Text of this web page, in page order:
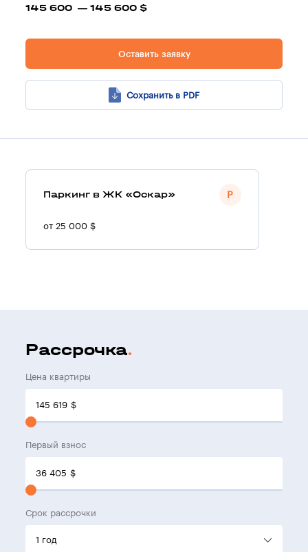
145 600 — 145 600 $
Оставить заявку
Сохранить в PDF
Паркинг в ЖК «Оскар»
от 25 000 $
Рассрочка
Цена квартиры
145 619 $
Первый взнос
36 405 $
Срок рассрочки